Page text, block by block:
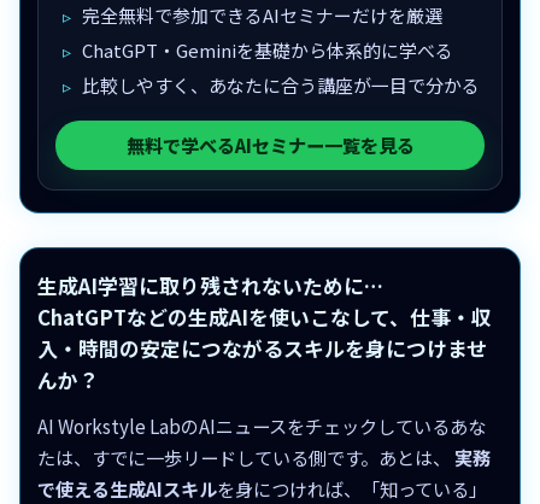
完全無料で参加できるAIセミナーだけを厳選
ChatGPT・Geminiを基礎から体系的に学べる
比較しやすく、あなたに合う講座が一目で分かる
無料で学べるAIセミナー一覧を見る
生成AI学習に取り残されないために…
ChatGPTなどの生成AIを使いこなして、仕事・収
入・時間の安定につながるスキルを身につけませ
んか？
AI Workstyle LabのAIニュースをチェックしているあな
たは、すでに一歩リードしている側です。あとは、 実務
で使える生成AIスキルを身につければ、「知っている」